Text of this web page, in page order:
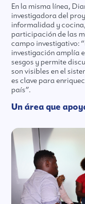
En la misma línea,
investigadora del
informalidad y
participación de las
campo investigativo:
investigación amplía
sesgos y permite
son visibles en el
es clave para
país”.
Un área que